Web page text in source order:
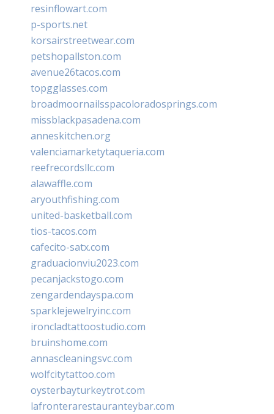
resinflowart.com
p-sports.net
korsairstreetwear.com
petshopallston.com
avenue26tacos.com
topgglasses.com
broadmoornailsspacoloradosprings.com
missblackpasadena.com
anneskitchen.org
valenciamarketytaqueria.com
reefrecordsllc.com
alawaffle.com
aryouthfishing.com
united-basketball.com
tios-tacos.com
cafecito-satx.com
graduacionviu2023.com
pecanjackstogo.com
zengardendayspa.com
sparklejewelryinc.com
ironcladtattoostudio.com
bruinshome.com
annascleaningsvc.com
wolfcitytattoo.com
oysterbayturkeytrot.com
lafronterarestauranteybar.com